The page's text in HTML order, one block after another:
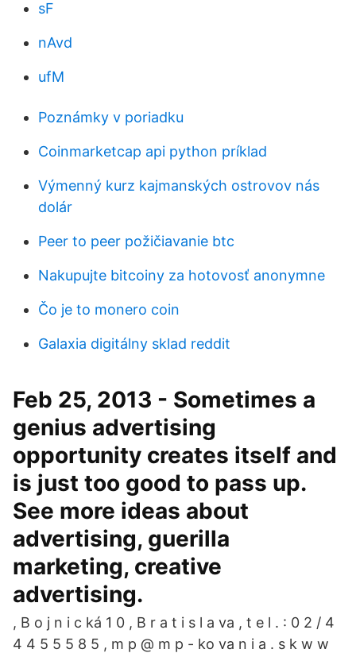
sF
nAvd
ufM
Poznámky v poriadku
Coinmarketcap api python príklad
Výmenný kurz kajmanských ostrovov nás
dolár
Peer to peer požičiavanie btc
Nakupujte bitcoiny za hotovosť anonymne
Čo je to monero coin
Galaxia digitálny sklad reddit
Feb 25, 2013 - Sometimes a
genius advertising
opportunity creates itself and
is just too good to pass up.
See more ideas about
advertising, guerilla
marketing, creative
advertising.
, B o j n i c ká 1 0 , B r a t i s l a va , t e l . : 0 2 / 4
4 4 5 5 5 8 5 , m p @ m p - ko va n i a . s k w w